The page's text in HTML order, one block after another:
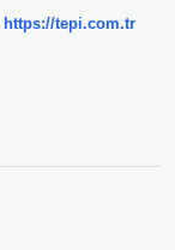
https://tepi.com.tr